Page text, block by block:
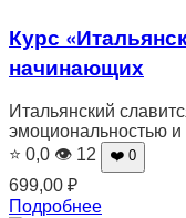
Курс
начинающих
Итальянский
эмоциональностью и
⭐ 0,0 👁 12 ❤️ 0
699,00 ₽
Подробнее